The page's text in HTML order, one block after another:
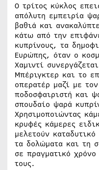
Ο τρίτος κύκλος
απόλυτη εμπειρία
βαθιά και
κάτω από την
κυπρίνους, τα
Ευρώπης, όταν ο
Χαμιντί
Μπέριγκτερ και το
οπερατέρ μαζί με
ποδοσφαιριστή και
σπουδαίο ψαρά
Χρησιμοποιώντας
κρυφές κάμερες
μελετούν
τα δολώματα και τη
σε πραγματικό
τους.